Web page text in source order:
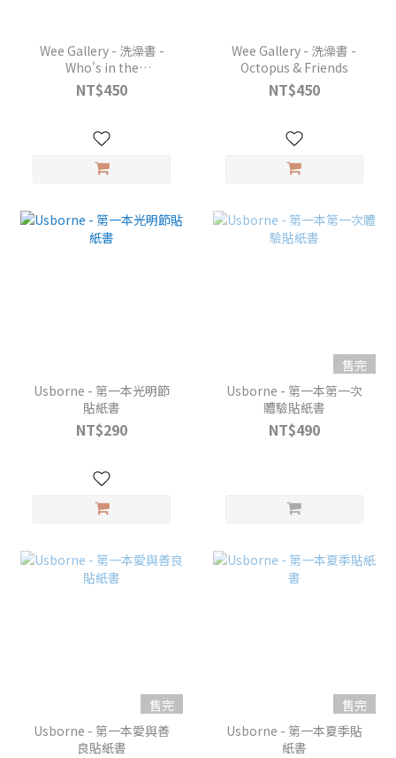
Wee Gallery - 洗澡書 -
Who's in the
Rainforest？
NT$450
Wee Gallery - 洗澡書 -
Octopus & Friends
NT$450
Usborne - 第一本光明節
貼紙書
NT$290
售完
Usborne - 第一本第一次
體驗貼紙書
NT$490
售完
Usborne - 第一本愛與善
良貼紙書
售完
Usborne - 第一本夏季貼
紙書